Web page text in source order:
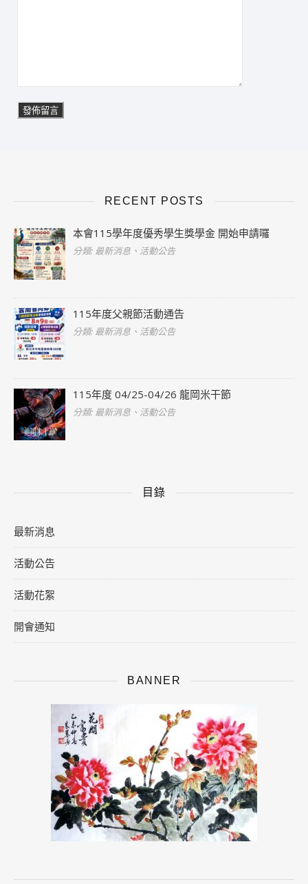
RECENT POSTS
本會115學年度優秀學生獎學金 開始申請囉
分類: 最新消息、活動公告
115年度父親節活動通告
分類: 最新消息、活動公告
115年度 04/25-04/26 龍岡米干節
分類: 最新消息、活動公告
目錄
最新消息
活動公告
活動花絮
開會通知
BANNER